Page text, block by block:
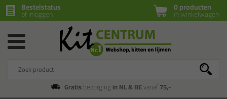
0 producten
in winkelwagen
Bestelstatus
of inloggen
Gratisbezorging in NL & BEvanaf75,-